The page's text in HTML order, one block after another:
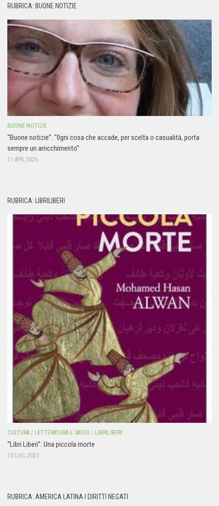
RUBRICA: BUONE NOTIZIE
BUONE NOTIZIE
“Buone notizie”. “0gni cosa che accade, per scelta o casualità, porta
sempre un arricchimento”
11 APR, 2026
RUBRICA: LIBRILIBERI
CULTURA / LETTERATURA E SAGGI / LIBRILIBERI
“Libri Liberi”. Una piccola morte
15 LUG, 2025
RUBRICA: AMERICA LATINA I DIRITTI NEGATI